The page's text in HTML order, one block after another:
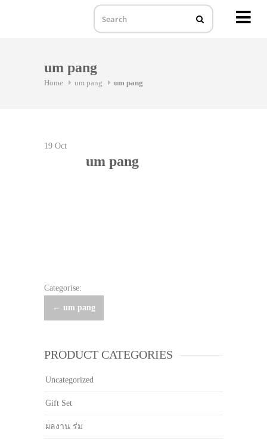
um pang
Home um pang um pang
19 Oct
um pang
Categorise:
Post
← um pang
PRODUCT CATEGORIES
Uncategorized
Gift Set
ผลงาน ร่ม